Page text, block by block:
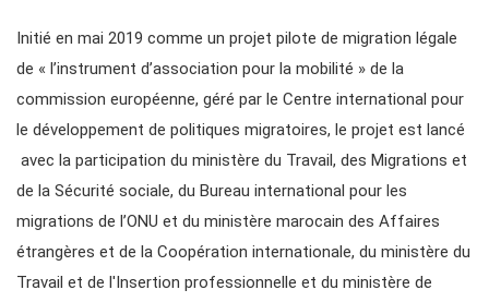
Initié en mai 2019 comme un projet pilote de migration légale
de « l’instrument d’association pour la mobilité » de la
commission européenne, géré par le Centre international pour
le développement de politiques migratoires, le projet est lancé
avec la participation du ministère du Travail, des Migrations et
de la Sécurité sociale, du Bureau international pour les
migrations de l’ONU et du ministère marocain des Affaires
étrangères et de la Coopération internationale, du ministère du
Travail et de l'Insertion professionnelle et du ministère de